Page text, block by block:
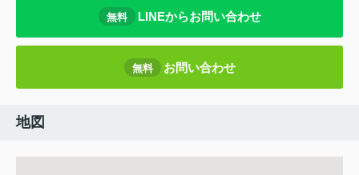
無料 LINEからお問い合わせ
無料 お問い合わせ
地図